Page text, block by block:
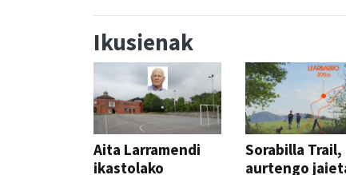
Ikusienak
Aita Larramendi
ikastolako
Sorabilla Trail,
aurtengo